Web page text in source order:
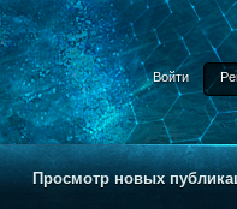
Войти
Просмотр новых